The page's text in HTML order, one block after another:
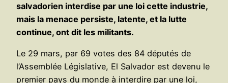
salvadorien interdise par une loi cette industrie,
mais la menace persiste, latente, et la lutte
continue, ont dit les militants.
Le 29 mars, par 69 votes des 84 députés de
l’Assemblée Législative, El Salvador est devenu le
premier pays du monde à interdire par une loi,